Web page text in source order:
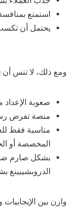
استمتع
يحتمل أن
ومع ذلك، لا تنس أن Etsy Dropshipping هو أيضًا:
صعوبة الإعداد
منصة تفرض
مناسبة فقط
المخصصة أو
بشكل صارم ضد
الدروبشيبينغ
وازن بين